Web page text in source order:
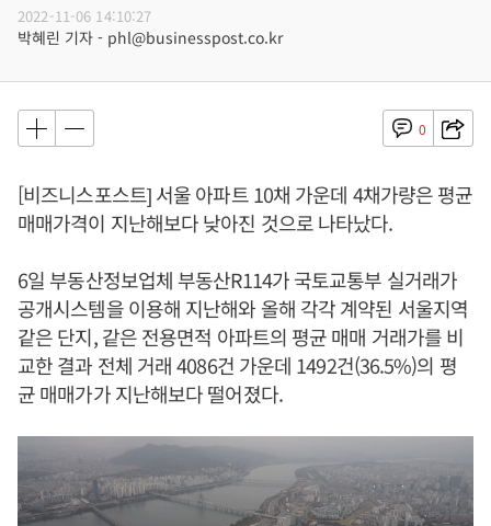
2022-11-06 14:10:27
박혜린 기자 - phl@businesspost.co.kr
0
[비즈니스포스트] 서울 아파트 10채 가운데 4채가량은 평균
매매가격이 지난해보다 낮아진 것으로 나타났다.
6일 부동산정보업체 부동산R114가 국토교통부 실거래가
공개시스템을 이용해 지난해와 올해 각각 계약된 서울지역
같은 단지, 같은 전용면적 아파트의 평균 매매 거래가를 비
교한 결과 전체 거래 4086건 가운데 1492건(36.5%)의 평
균 매매가가 지난해보다 떨어졌다.